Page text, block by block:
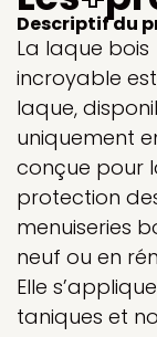
Descriptif du
La laque bois
incroyable
laque,
uniquement
conçue pour
protection
menuiseries
neuf ou en
Elle
taniques et